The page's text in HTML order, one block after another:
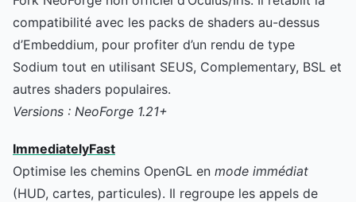
compatibilité avec les packs de shaders au-dessus
d’Embeddium, pour profiter d’un rendu de type
Sodium tout en utilisant SEUS, Complementary, BSL et
autres shaders populaires.
Versions : NeoForge 1.21+
ImmediatelyFast
Optimise les chemins OpenGL en mode immédiat
(HUD, cartes, particules). Il regroupe les appels de